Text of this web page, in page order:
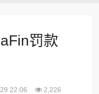
罚款
22:06 2,226